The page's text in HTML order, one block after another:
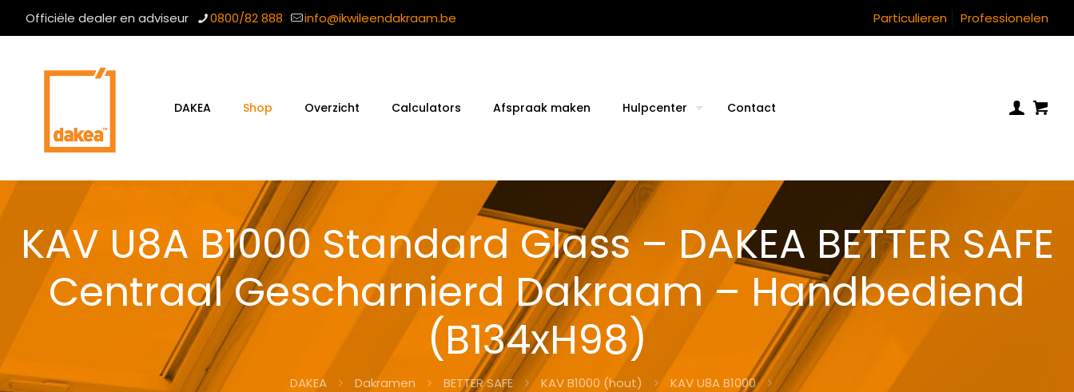
Officiële dealer en adviseur 0800/82 888 info@ikwileendakraam.be Particulieren Professionelen
DAKEA Shop Overzicht Calculators Afspraak maken Hulpcenter Contact
KAV U8A B1000 Standard Glass – DAKEA BETTER SAFE
Centraal Gescharnierd Dakraam – Handbediend
(B134xH98)
DAKEA Dakramen BETTER SAFE KAV B1000 (hout)
KAV U8A B1000